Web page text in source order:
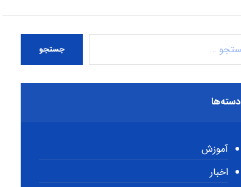
جستجو
دسته‌ها
آموزش
اخبار